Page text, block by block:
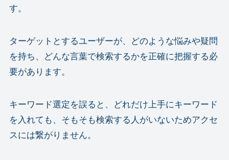
す。
ターゲットとするユーザーが、どのような悩みや疑問
を持ち、どんな言葉で検索するかを正確に把握する必
要があります。
キーワード選定を誤ると、どれだけ上手にキーワード
を入れても、そもそも検索する人がいないためアクセ
スには繋がりません。